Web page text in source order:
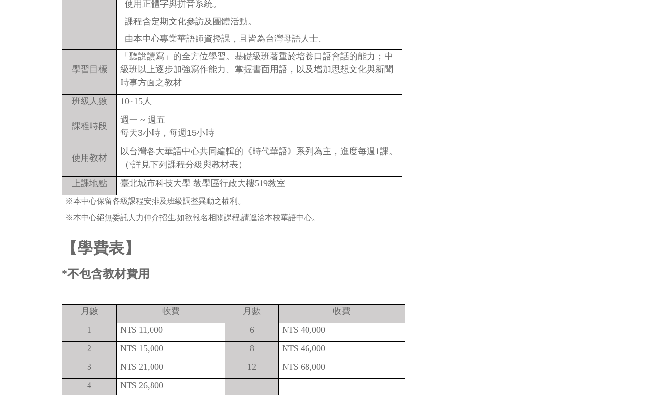
使用正體字與拼音系統。
課程含定期文化參訪及團體活動。
由本中心專業華語師資授課，且皆為台灣母語人士。
學習目標
「聽說讀寫」的全方位學習。基礎級班著重於培養口語會話的能力；中
級班以上逐步加強寫作能力、掌握書面用語，以及增加思想文化與新聞
時事方面之教材
班級人數
10~15人
課程時段
週一 ~ 週五
每天3小時，每週15小時
使用教材
以台灣各大華語中心共同編輯的《時代華語》系列為主，進度每週1課。
（*詳見下列課程分級與教材表）
上課地點
臺北城市科技大學 教學區行政大樓519教室
※本中心保留各級課程安排及班級調整異動之權利。
※本中心絕無委託人力仲介招生,如欲報名相關課程,請逕洽本校華語中心。
【學費表】
*不包含教材費用
月數 收費 月數
收費
1
NT$ 11,000 6
NT$ 40,000
2
NT$ 15,000 8
NT$ 46,000
3
NT$ 21,000 12
NT$ 68,000
4
NT$ 26,800